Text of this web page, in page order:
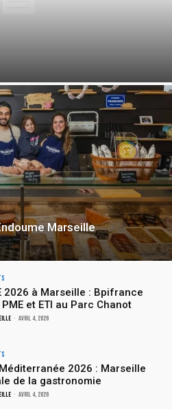
Marseille
2026 à Marseille : Bpifrance
et ETI au Parc Chanot
- avril 4, 2026
2026 : Marseille
de la gastronomie
- avril 4, 2026